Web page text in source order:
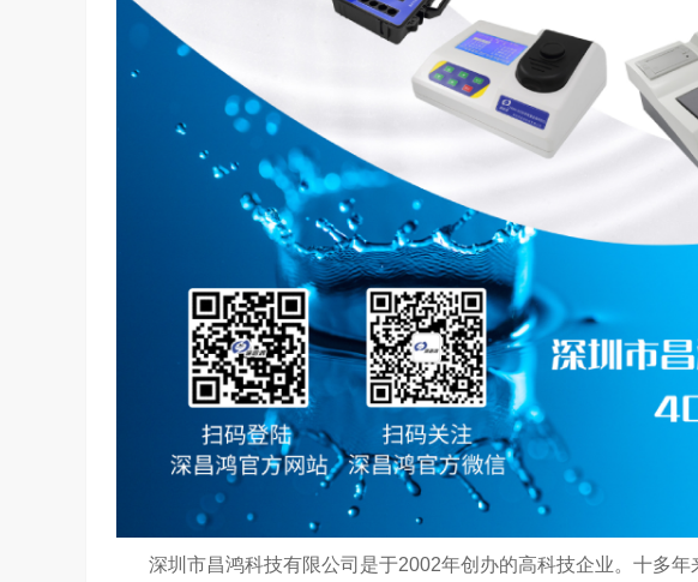
深圳市昌鸿科技有限公司是于2002年创办的高科技企业。十多年